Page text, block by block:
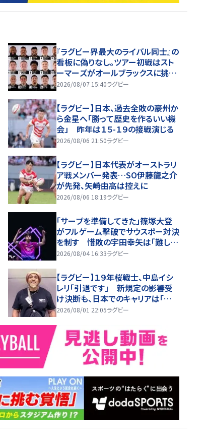
『ラグビー界最大のライバル同士』の
看板に偽りなし。ツアー初戦はスト
ーマーズがオールブラックスに挑
む。歴史を刻めるか
2026/08/07 15:40ラグビー
【ラグビー】日本、過去全敗の豪州か
ら金星へ「勝って歴史を作るいい機
会」 昨年は１５-１９の接戦演じる
2026/08/06 21:50ラグビー
【ラグビー】日本代表がオーストラリ
ア戦メンバー発表…SO伊藤龍之介
が先発、矢崎由高は控えに
2026/08/06 18:19ラグビー
「サーブを準備してきた」篠塚大登
がフルゲーム撃破でサウスポー対決
を制す 惜敗の宇田幸矢は「難しい
試合」【WTTチャンピオンズ横浜202
2026/08/04 16:33ラグビー
【ラグビー】１９年桜戦士、中島イシ
レリ「引退です」 新規定の影響受
け決断も、日本でのキャリアは「楽し
かった。いい思い出」
2026/08/01 22:05ラグビー